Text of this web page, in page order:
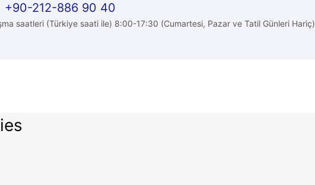
+90-212-886 90 40
saatleri (Türkiye saati ile) 8:00-17:30 (Cumartesi, Pazar ve Tatil Günleri Hariç)